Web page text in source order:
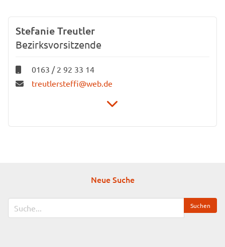
Stefanie Treutler
Bezirksvorsitzende
0163 / 2 92 33 14
treutlersteffi@web.de
Unionhilfswerk Landesverband Berlin e. V.
Neue Suche